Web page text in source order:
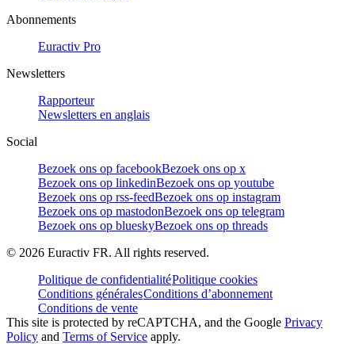
Abonnements
Euractiv Pro
Newsletters
Rapporteur
Newsletters en anglais
Social
Bezoek ons op facebookBezoek ons op x
Bezoek ons op linkedinBezoek ons op youtube
Bezoek ons op rss-feedBezoek ons op instagram
Bezoek ons op mastodonBezoek ons op telegram
Bezoek ons op blueskyBezoek ons op threads
© 2026 Euractiv FR. All rights reserved.
Politique de confidentialitéPolitique cookies
Conditions généralesConditions d’abonnement
Conditions de vente
This site is protected by reCAPTCHA, and the Google Privacy
Policy and Terms of Service apply.